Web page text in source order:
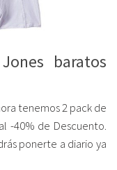
baratos
tenemos 2 pack de
-40% de Descuento.
ponerte a diario ya